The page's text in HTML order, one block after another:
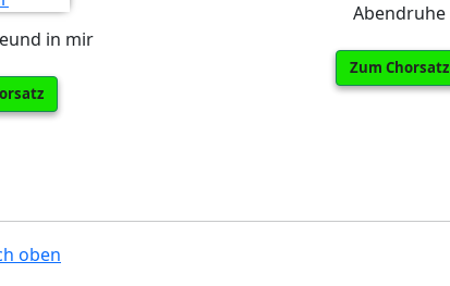
in mir
Abendruhe
Zum Chorsatz